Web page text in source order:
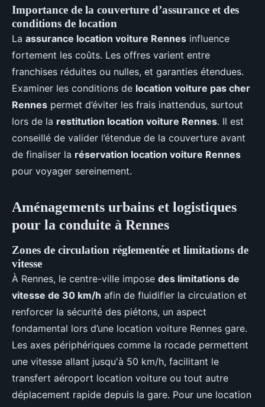
Importance de la couverture d’assurance et des
conditions de location
La assurance location voiture Rennes influence
fortement les coûts. Les offres varient entre
franchises réduites ou nulles, et garanties étendues.
Examiner les conditions de location voiture pas cher
Rennes permet d’éviter les frais inattendus, surtout
lors de la restitution location voiture Rennes. Il est
conseillé de valider l’étendue de la couverture avant
de finaliser la réservation location voiture Rennes
pour voyager sereinement.
Aménagements urbains et logistiques
pour la conduite à Rennes
Zones de circulation réglementée et limitations de
vitesse
À Rennes, le centre-ville impose des limitations de
vitesse de 30 km/h afin de fluidifier la circulation et
renforcer la sécurité des piétons, un aspect
fondamental lors d’une location voiture Rennes gare.
Les axes périphériques comme la rocade permettent
une vitesse allant jusqu'à 50 km/h, facilitant le
transfert aéroport location voiture ou tout autre
déplacement rapide depuis la gare. Pour une location